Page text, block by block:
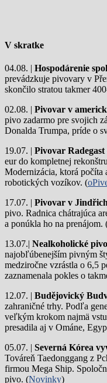
V skratke
04.08. | Hospodárenie
prevádzkuje pivovary v
skončilo stratou takmer
02.08. | Pivovar v
pivo zadarmo pre svojich
Donalda Trumpa, príde o
19.07. | Pivovar Radegast
eur do kompletnej
Modernizácia, ktorá počíta
robotických vozíkov. (
17.07. | Pivovar v
pivo. Radnica chátrajúca
a ponúkla ho na prenájom.
13.07.| Nealkoholické pivo
najobľúbenejším pivným
medziročne vzrástla o 6,5
zaznamenala pokles o
12.07. | Budějovický
zahraničné trhy. Podľa
veľkým krokom najmä
presadila aj v Ománe,
05.07. | Severná Kórea
Továreň Taedonggang z
firmou Mega Ship.
pivo. (Novinky)